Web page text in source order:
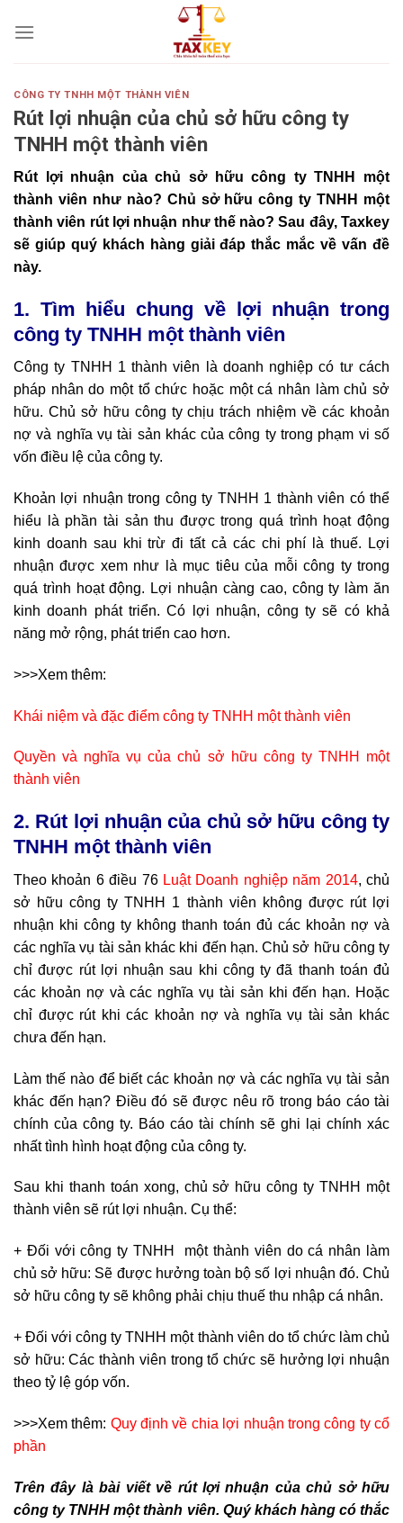
CÔNG TY TNHH MỘT THÀNH VIÊN
Rút lợi nhuận của chủ sở hữu công ty
TNHH một thành viên
Rút lợi nhuận của chủ sở hữu công ty TNHH một
thành viên như nào? Chủ sở hữu công ty TNHH một
thành viên rút lợi nhuận như thế nào? Sau đây, Taxkey
sẽ giúp quý khách hàng giải đáp thắc mắc về vấn đề
này.
1. Tìm hiểu chung về lợi nhuận trong
công ty TNHH một thành viên
Công ty TNHH 1 thành viên là doanh nghiệp có tư cách
pháp nhân do một tổ chức hoặc một cá nhân làm chủ sở
hữu. Chủ sở hữu công ty chịu trách nhiệm về các khoản
nợ và nghĩa vụ tài sản khác của công ty trong phạm vi số
vốn điều lệ của công ty.
Khoản lợi nhuận trong công ty TNHH 1 thành viên có thể
hiểu là phần tài sản thu được trong quá trình hoạt động
kinh doanh sau khi trừ đi tất cả các chi phí là thuế. Lợi
nhuận được xem như là mục tiêu của mỗi công ty trong
quá trình hoạt động. Lợi nhuận càng cao, công ty làm ăn
kinh doanh phát triển. Có lợi nhuận, công ty sẽ có khả
năng mở rộng, phát triển cao hơn.
>>>Xem thêm:
Khái niệm và đặc điểm công ty TNHH một thành viên
Quyền và nghĩa vụ của chủ sở hữu công ty TNHH một
thành viên
2. Rút lợi nhuận của chủ sở hữu công ty
TNHH một thành viên
Theo khoản 6 điều 76 Luật Doanh nghiệp năm 2014, chủ
sở hữu công ty TNHH 1 thành viên không được rút lợi
nhuận khi công ty không thanh toán đủ các khoản nợ và
các nghĩa vụ tài sản khác khi đến hạn. Chủ sở hữu công ty
chỉ được rút lợi nhuận sau khi công ty đã thanh toán đủ
các khoản nợ và các nghĩa vụ tài sản khi đến hạn. Hoặc
chỉ được rút khi các khoản nợ và nghĩa vụ tài sản khác
chưa đến hạn.
Làm thế nào để biết các khoản nợ và các nghĩa vụ tài sản
khác đến hạn? Điều đó sẽ được nêu rõ trong báo cáo tài
chính của công ty. Báo cáo tài chính sẽ ghi lại chính xác
nhất tình hình hoạt động của công ty.
Sau khi thanh toán xong, chủ sở hữu công ty TNHH một
thành viên sẽ rút lợi nhuận. Cụ thể:
+ Đối với công ty TNHH một thành viên do cá nhân làm
chủ sở hữu: Sẽ được hưởng toàn bộ số lợi nhuận đó. Chủ
sở hữu công ty sẽ không phải chịu thuế thu nhập cá nhân.
+ Đối với công ty TNHH một thành viên do tổ chức làm chủ
sở hữu: Các thành viên trong tổ chức sẽ hưởng lợi nhuận
theo tỷ lệ góp vốn.
>>>Xem thêm: Quy định về chia lợi nhuận trong công ty cổ
phần
Trên đây là bài viết về rút lợi nhuận của chủ sở hữu
công ty TNHH một thành viên. Quý khách hàng có thắc